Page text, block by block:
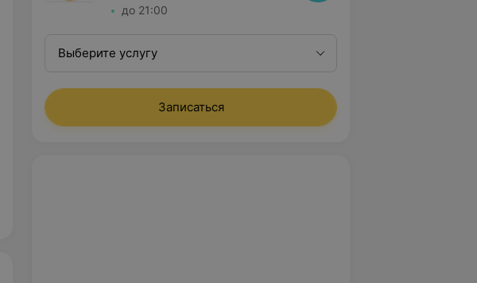
до 21:00
Выберите услугу
Записаться